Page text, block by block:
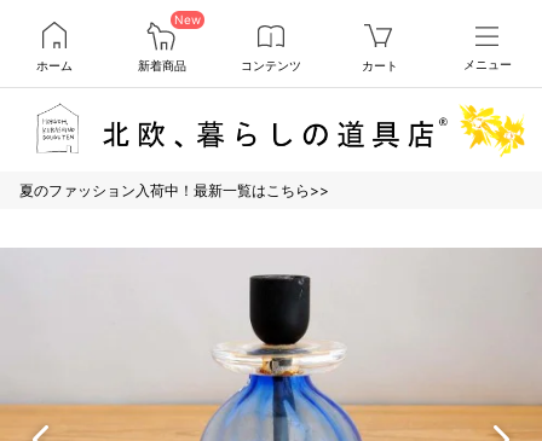
ホーム
New
新着商品 コンテンツ カート メニュー
夏のファッション入荷中！最新一覧はこちら>>